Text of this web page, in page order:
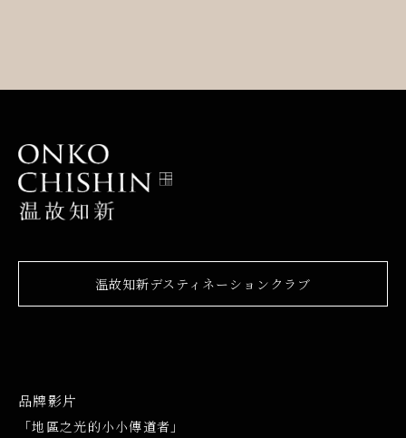
温故知新デスティネーションクラブ
品牌影片
「地區之光的小小傳道者」